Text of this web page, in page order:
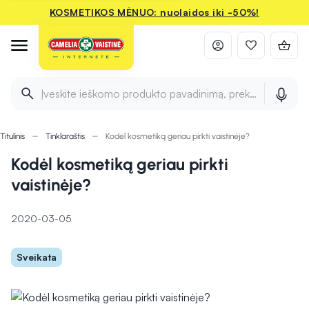
KOSMETIKOS MĖNUO: nuolaidos iki -50%!
Įveskite ieškomo produkto pavadinimą, prekės ženklą ir
Titulinis Tinklaraštis Kodėl kosmetiką geriau pirkti vaistinėje?
Kodėl kosmetiką geriau pirkti
vaistinėje?
2020-03-05
Sveikata